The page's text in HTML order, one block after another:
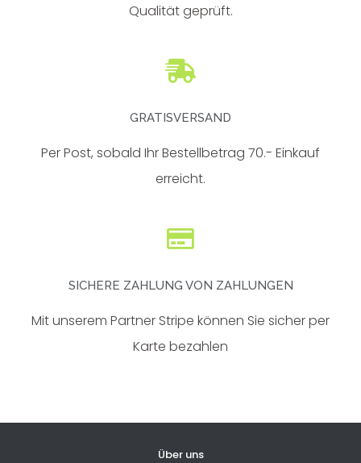
Qualität geprüft.
GRATISVERSAND
Per Post, sobald Ihr Bestellbetrag 70.- Einkauf
erreicht.
SICHERE ZAHLUNG VON ZAHLUNGEN
Mit unserem Partner Stripe können Sie sicher per
Karte bezahlen
Über uns